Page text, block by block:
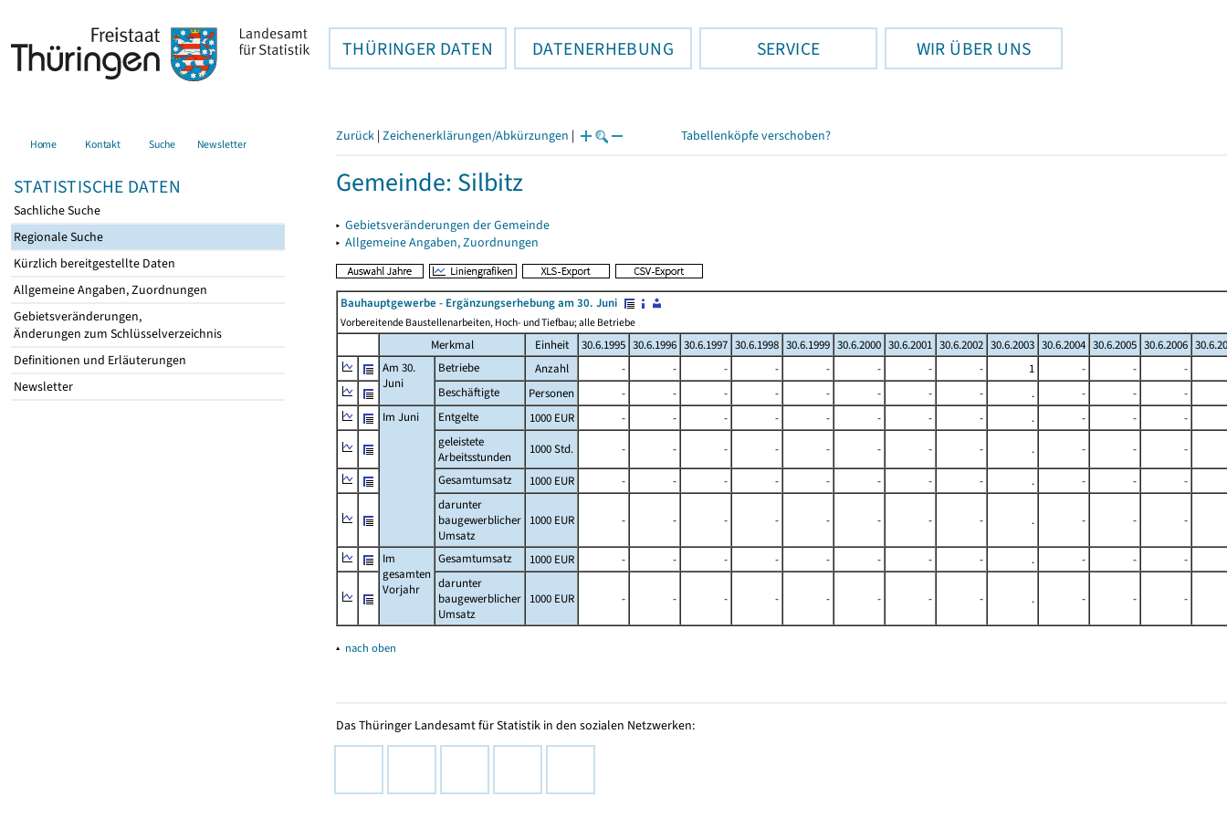
THÜRINGER DATEN DATENERHEBUNG SERVICE WIR ÜBER UNS
Home Kontakt Suche Newsletter
STATISTISCHE DATEN
Sachliche Suche
Regionale Suche
Kürzlich bereitgestellte Daten
Allgemeine Angaben, Zuordnungen
Gebietsveränderungen,
Änderungen zum Schlüsselverzeichnis
Definitionen und Erläuterungen
Newsletter
Zurück | Zeichenerklärungen/Abkürzungen | Tabellenköpfe verschoben?
Gemeinde: Silbitz
▸ Gebietsveränderungen der Gemeinde
▸ Allgemeine Angaben, Zuordnungen
Bauhauptgewerbe - Ergänzungserhebung am 30. Juni
Vorbereitende Baustellenarbeiten, Hoch- und Tiefbau; alle Betriebe
Merkmal Einheit 30.6.1995 30.6.1996 30.6.1997 30.6.1998 30.6.1999 30.6.2000 30.6.2001 30.6.2002 30.6.2003 30.6.2004 30.6.2005 30.6.2006
Am 30.
Juni
Betriebe Anzahl - - - - - - - - 1 - -
-
Beschäftigte
Personen - - - - - - - - . - -
-
Im Juni
Entgelte 1000 EUR - - - - - - - - . - -
-
geleistete
Arbeitsstunden
1000 Std. - - - - - - - - . - -
-
Gesamtumsatz
1000 EUR - - - - - - - - . - -
-
darunter
baugewerblicher
Umsatz
1000 EUR - - - - - - - - . - - -
Im
gesamten
Vorjahr
Gesamtumsatz 1000 EUR - - - - - - - - . - -
-
darunter
baugewerblicher
Umsatz
1000 EUR - - - - - - - - . - - -
▴ nach oben
Das Thüringer Landesamt für Statistik in den sozialen Netzwerken: